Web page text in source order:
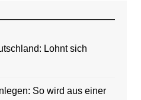
Lohnt sich
So wird aus einer